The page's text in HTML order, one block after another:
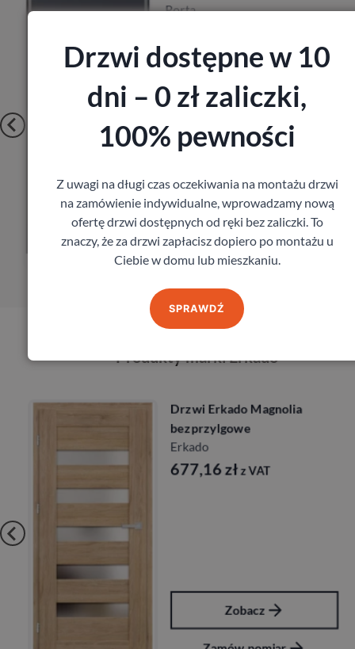
Porta
Zobacz
Zamów pomiar
Produkty marki Erkado
Drzwi Erkado Magnolia
bezprzylgowe
Erkado
677,16zł z VAT
Zobacz
Drzwi dostępne w 10
dni – 0 zł zaliczki,
100% pewności
Z uwagi na długi czas oczekiwania na montażu drzwi
na zamówienie indywidualne, wprowadzamy nową
ofertę drzwi dostępnych od ręki bez zaliczki. To
znaczy, że za drzwi zapłacisz dopiero po montażu u
Ciebie w domu lub mieszkaniu.
SPRAWDŹ